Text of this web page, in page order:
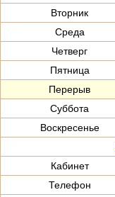
Вторник
Среда
Четверг
Пятница
Перерыв
Суббота
Воскресенье
Кабинет
Телефон